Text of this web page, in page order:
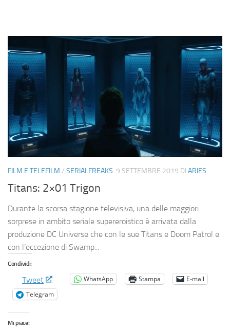
FILM E TELEFILM / SERIALFREAKS 9 SETTEMBRE 2019 DI ARIES
Titans: 2×01 Trigon
Durante la scorsa stagione televisiva, una delle maggiori
sorprese in ambito seriale supereroistico è arrivata dalla
produzione DC Universe che con le sue Titans e Doom Patrol e
con l’eccezione di Swamp...
Condividi:
Tweet WhatsApp Stampa
E-mail
Telegram
Mi piace: